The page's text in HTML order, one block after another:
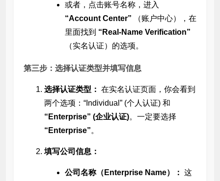
或者，点击账号名称，进入
“Account Center” （账户中心），在
里面找到 “Real-Name Verification”
（实名认证）的选项。
第三步：选择认证类型并填写信息
选择认证类型： 在实名认证页面，你会看到
两个选项：“Individual” (个人认证) 和
“Enterprise” (企业认证)。一定要选择
“Enterprise”。
填写公司信息：
公司名称（Enterprise Name）： 这